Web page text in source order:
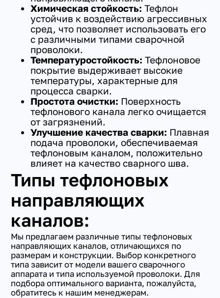
Химическая стойкость: Тефлон
устойчив к воздействию агрессивных
сред, что позволяет использовать его
с различными типами сварочной
проволоки.
Температуростойкость: Тефлоновое
покрытие выдерживает высокие
температуры, характерные для
процесса сварки.
Простота очистки: Поверхность
тефлонового канала легко очищается
от загрязнений.
Улучшение качества сварки: Плавная
подача проволоки, обеспечиваемая
тефлоновым каналом, положительно
влияет на качество сварного шва.
Типы тефлоновых
направляющих
каналов:
Мы предлагаем различные типы тефлоновых
направляющих каналов, отличающихся по
размерам и конструкции. Выбор конкретного
типа зависит от модели вашего сварочного
аппарата и типа используемой проволоки. Для
подбора оптимального варианта, пожалуйста,
обратитесь к нашим менеджерам.